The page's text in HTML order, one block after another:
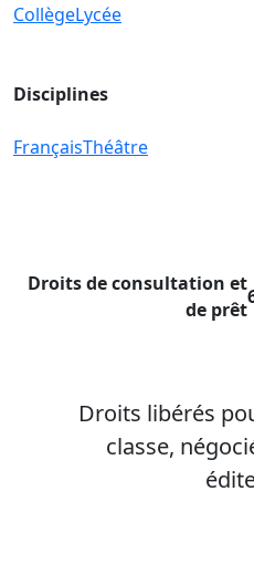
CollègeLycée
Disciplines
FrançaisThéâtre
Droits de consultation et
de prêt
Droits libérés
classe,